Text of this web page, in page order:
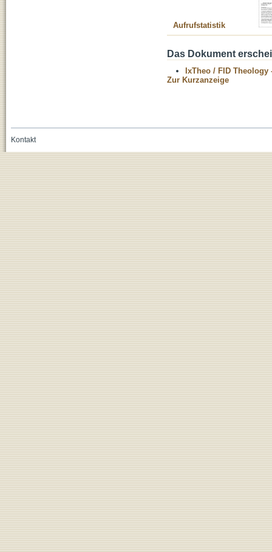
Aufrufstatistik
Das Dokument
IxTheo / FID Theology
Zur Kurzanzeige
Kontakt